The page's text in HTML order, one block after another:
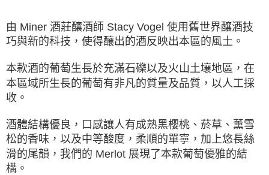
由 Miner 酒莊釀酒師 Stacy Vogel 使用舊世界釀酒技
巧與新的科技，使得釀出的酒反映出本區的風土。
本款酒的葡萄生⻑於充滿⽯礫以及火⼭土壤地區，在
本區域所生⻑的葡萄有非凡的質量及品質，以人工採
收。
酒體結構優良，口感讓人有成熟黑櫻桃、菸草、薰雪
松的香味，以及中等酸度，柔順的單寧，加上悠⻑絲
滑的尾韻，我們的 Merlot 展現了本款葡萄優雅的結
構。